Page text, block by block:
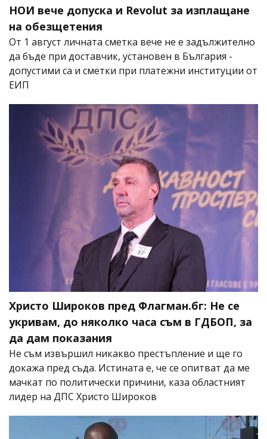
НОИ вече допуска и Revolut за изплащане
на обезщетения
От 1 август личната сметка вече не е задължително
да бъде при доставчик, установен в България -
допустими са и сметки при платежни институции от
ЕИП
Христо Широков пред Флагман.бг: Не се
укривам, до няколко часа съм в ГДБОП, за
да дам показания
Не съм извършил никакво престъпление и ще го
докажа пред съда. Истината е, че се опитват да ме
мачкат по политически причини, каза областният
лидер на ДПС Христо Широков